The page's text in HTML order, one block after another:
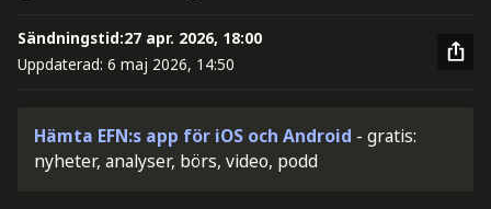
Sändningstid:27 apr. 2026, 18:00
Uppdaterad: 6 maj 2026, 14:50
Hämta EFN:s app för iOS och Android - gratis:
nyheter, analyser, börs, video, podd